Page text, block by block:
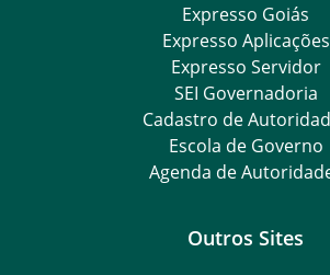
Expresso Goiás
Expresso Aplicações
Expresso Servidor
SEI Governadoria
Cadastro de
Escola de Governo
Agenda de
Outros Sites